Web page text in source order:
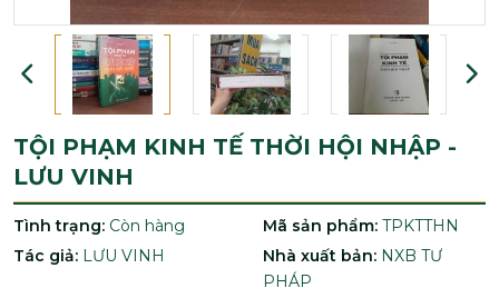
TỘI PHẠM KINH TẾ THỜI HỘI NHẬP -
LƯU VINH
Tình trạng: Còn hàng Mã sản phẩm: TPKTTHN
Tác giả: LƯU VINH Nhà xuất bản: NXB TƯ
PHÁP